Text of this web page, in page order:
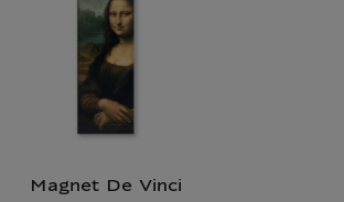
Magnet De Vinci